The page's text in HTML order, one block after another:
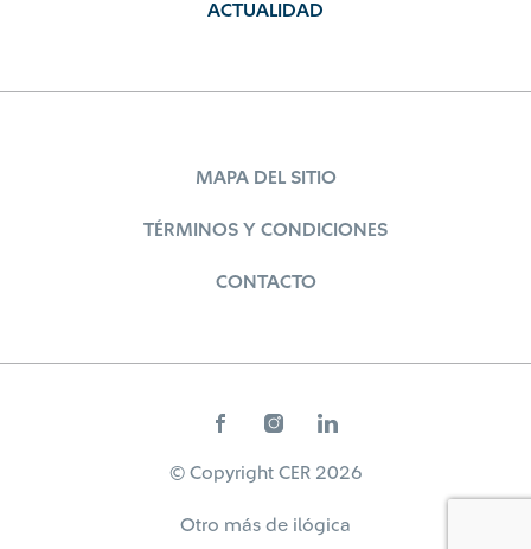
ACTUALIDAD
MAPA DEL SITIO
TÉRMINOS Y CONDICIONES
CONTACTO
© Copyright CER 2026
Otro más de ilógica